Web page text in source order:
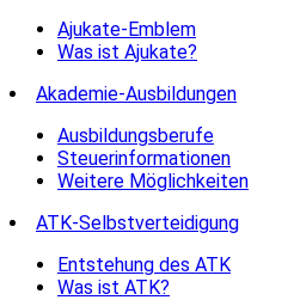
Ajukate-Emblem
Was ist Ajukate?
Akademie-Ausbildungen
Ausbildungsberufe
Steuerinformationen
Weitere Möglichkeiten
ATK-Selbstverteidigung
Entstehung des ATK
Was ist ATK?